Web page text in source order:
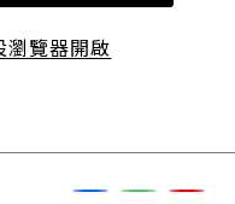
瀏覽器開啟